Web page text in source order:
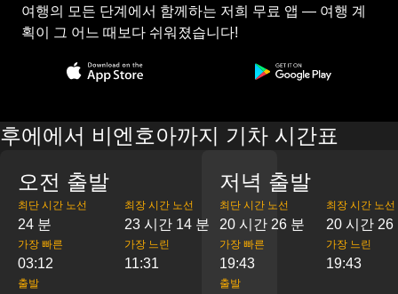
여행의 모든 단계에서 함께하는 저희 무료 앱 — 여행 계
획이 그 어느 때보다 쉬워졌습니다!
후에에서 비엔호아까지 기차 시간표
오전 출발
최단 시간 노선
24 분
최장 시간 노선
23 시간 14 분
가장 빠른
03:12
가장 느린
11:31
출발
저녁 출발
최단 시간 노선
20 시간 26 분
최장 시간 노선
20 시간 26
가장 빠른
19:43
가장 느린
19:43
출발